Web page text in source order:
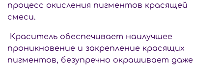
процесс окисления пигментов красящей
смеси.
Краситель обеспечивает наилучшее
проникновение и закрепление красящих
пигментов, безупречно окрашивает даже